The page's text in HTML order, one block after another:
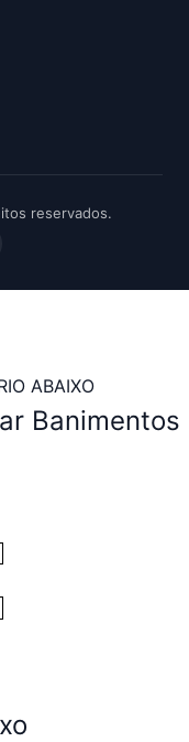
reservados.
ABAIXO
Banimentos